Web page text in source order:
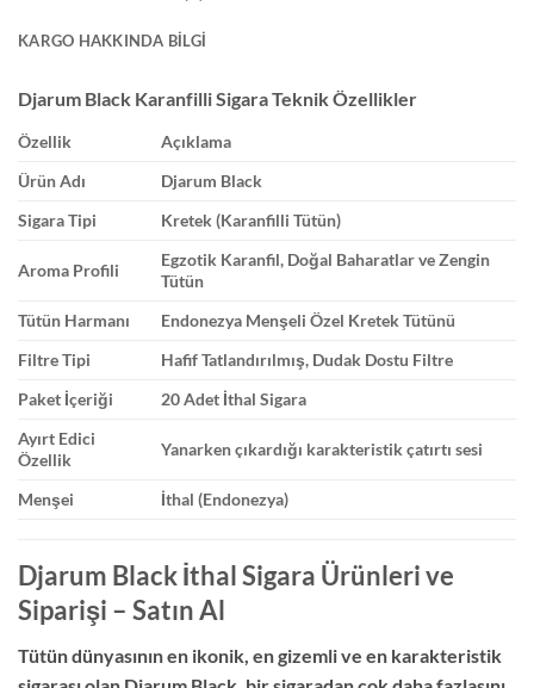
KARGO HAKKINDA BILGI
Djarum Black Karanfilli Sigara Teknik Özellikler
Özellik
Açıklama
Ürün Adı
Djarum Black
Sigara Tipi
Kretek (Karanfilli Tütün)
Aroma Profili
Egzotik Karanfil, Doğal Baharatlar ve Zengin
Tütün
Tütün Harmanı
Endonezya Menşeli Özel Kretek Tütünü
Filtre Tipi
Hafif Tatlandırılmış, Dudak Dostu Filtre
Paket İçeriği
20 Adet İthal Sigara
Ayırt Edici
Özellik
Yanarken çıkardığı karakteristik çatırtı sesi
Menşei İthal (Endonezya)
Djarum Black İthal Sigara Ürünleri ve
Siparişi – Satın Al
Tütün dünyasının en ikonik, en gizemli ve en karakteristik